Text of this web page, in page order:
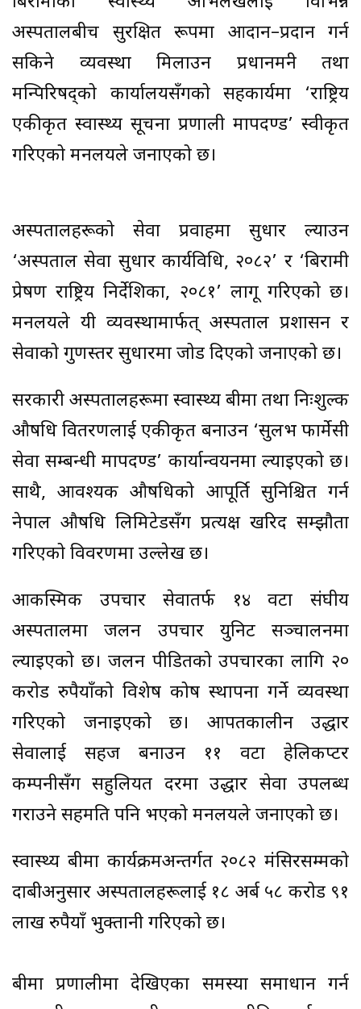
अस्पतालबीच सुरक्षित रूपमा आदान–प्रदान गर्न
सकिने व्यवस्था मिलाउन प्रधानमन्त्री तथा
मन्त्रिपरिषद्को कार्यालयसँगको सहकार्यमा ‘राष्ट्रिय
एकीकृत स्वास्थ्य सूचना प्रणाली मापदण्ड’ स्वीकृत
गरिएको मन्त्रालयले जनाएको छ।
अस्पतालहरूको सेवा प्रवाहमा सुधार ल्याउन
‘अस्पताल सेवा सुधार कार्यविधि, २०८२’ र ‘बिरामी
प्रेषण राष्ट्रिय निर्देशिका, २०८१’ लागू गरिएको छ।
मन्त्रालयले यी व्यवस्थामार्फत् अस्पताल प्रशासन र
सेवाको गुणस्तर सुधारमा जोड दिएको जनाएको छ।
सरकारी अस्पतालहरूमा स्वास्थ्य बीमा तथा निःशुल्क
औषधि वितरणलाई एकीकृत बनाउन ‘सुलभ फार्मेसी
सेवा सम्बन्धी मापदण्ड’ कार्यान्वयनमा ल्याइएको छ।
साथै, आवश्यक औषधिको आपूर्ति सुनिश्चित गर्न
नेपाल औषधि लिमिटेडसँग प्रत्यक्ष खरिद सम्झौता
गरिएको विवरणमा उल्लेख छ।
आकस्मिक उपचार सेवातर्फ १४ वटा संघीय
अस्पतालमा जलन उपचार युनिट सञ्चालनमा
ल्याइएको छ। जलन पीडितको उपचारका लागि २०
करोड रुपैयाँको विशेष कोष स्थापना गर्ने व्यवस्था
गरिएको जनाइएको छ। आपतकालीन उद्धार
सेवालाई सहज बनाउन ११ वटा हेलिकप्टर
कम्पनीसँग सहुलियत दरमा उद्धार सेवा उपलब्ध
गराउने सहमति पनि भएको मन्त्रालयले जनाएको छ।
स्वास्थ्य बीमा कार्यक्रमअन्तर्गत २०८२ मंसिरसम्मको
दाबीअनुसार अस्पतालहरूलाई १८ अर्ब ५८ करोड ९१
लाख रुपैयाँ भुक्तानी गरिएको छ।
बीमा प्रणालीमा देखिएका समस्या समाधान गर्न